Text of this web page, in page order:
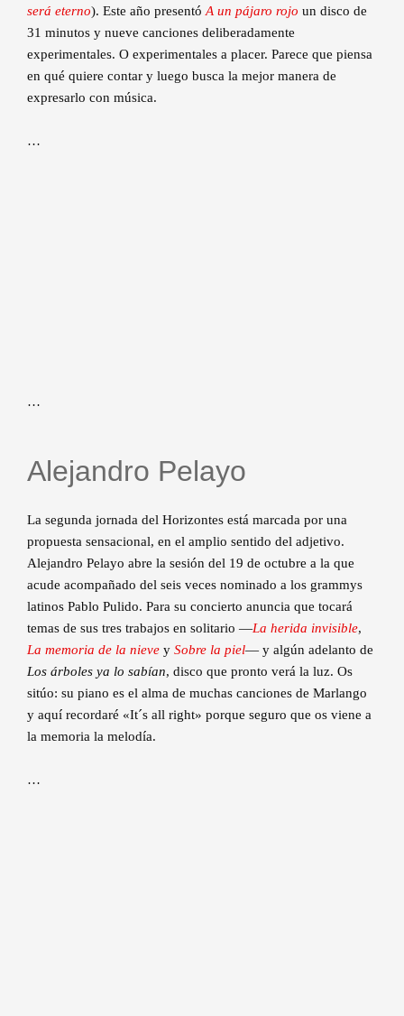
será eterno). Este año presentó A un pájaro rojo un disco de
31 minutos y nueve canciones deliberadamente
experimentales. O experimentales a placer. Parece que piensa
en qué quiere contar y luego busca la mejor manera de
expresarlo con música.
…
…
Alejandro Pelayo
La segunda jornada del Horizontes está marcada por una
propuesta sensacional, en el amplio sentido del adjetivo.
Alejandro Pelayo abre la sesión del 19 de octubre a la que
acude acompañado del seis veces nominado a los grammys
latinos Pablo Pulido. Para su concierto anuncia que tocará
temas de sus tres trabajos en solitario —La herida invisible,
La memoria de la nieve y Sobre la piel— y algún adelanto de
Los árboles ya lo sabían, disco que pronto verá la luz. Os
sitúo: su piano es el alma de muchas canciones de Marlango
y aquí recordaré «It´s all right» porque seguro que os viene a
la memoria la melodía.
…